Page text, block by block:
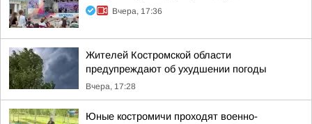
Вчера, 17:36
Жителей Костромской области
предупреждают об ухудшении погоды
Вчера, 17:28
Юные костромичи проходят военно-